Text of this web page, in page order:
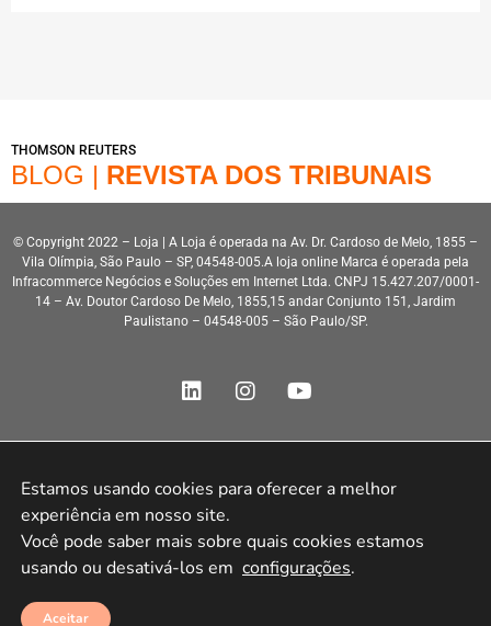
THOMSON REUTERS
BLOG | REVISTA DOS TRIBUNAIS
© Copyright 2022 – Loja | A Loja é operada na Av. Dr. Cardoso de Melo, 1855 –
Vila Olímpia, São Paulo – SP, 04548-005.A loja online Marca é operada pela
Infracommerce Negócios e Soluções em Internet Ltda. CNPJ 15.427.207/0001-
14 – Av. Doutor Cardoso De Melo, 1855,15 andar Conjunto 151, Jardim
Paulistano – 04548-005 – São Paulo/SP.
Desenvolvimento HeroStar
Estamos usando cookies para oferecer a melhor
experiência em nosso site.
Você pode saber mais sobre quais cookies estamos
usando ou desativá-los em configurações.
Aceitar